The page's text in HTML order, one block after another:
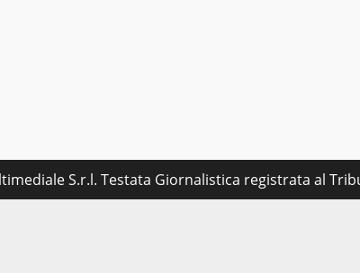
S.r.l. Testata Giornalistica registrata al